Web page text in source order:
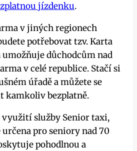
jízdenku.
v jiných regionech
potřebovat tzv. Karta
umožňuje důchodcům nad
v celé republice. Stačí si
úřadě a můžete se
kamkoliv bezplatně.
služby Senior taxi,
pro seniory nad 70
pohodlnou a